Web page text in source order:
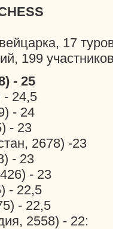
17
199
- 25
24,5
- 24
- 23
2678) -23
- 23
- 23
- 22,5
- 22,5
2558) - 22: